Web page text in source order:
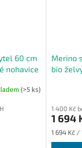
60 cm
nohavice
(>5 ks)
Merino
bio
1 400 Kč
1 694
Měrná
cena:
1 694 Kč /